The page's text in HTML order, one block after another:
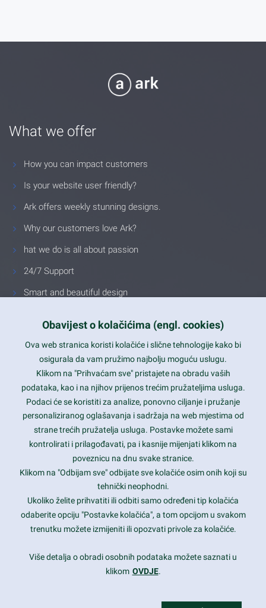
What we offer
How you can impact customers
Is your website user friendly?
Ark offers weekly stunning designs.
Why our customers love Ark?
hat we do is all about passion
24/7 Support
Smart and beautiful design
Latest trends and much more...
Contact Info
1600 Amphitheatre Parkway, Mountain View, CA 94043
prothemes.net@gmail.com
Daily: 9:00 am - 6:00 pm
Sunday: Closed
Copyright 2017FRESHFACE© All Rights Reserved
Obavijest o kolačićima (engl. cookies)
Ova web stranica koristi kolačiće i slične tehnologije kako bi
osigurala da vam pružimo najbolju moguću uslugu.
Klikom na "Prihvaćam sve" pristajete na obradu vaših
podataka, kao i na njihov prijenos trećim pružateljima usluga.
Podaci će se koristiti za analize, ponovno ciljanje i pružanje
personaliziranog oglašavanja i sadržaja na web mjestima od
strane trećih pružatelja usluga. Postavke možete sami
kontrolirati i prilagođavati, pa i kasnije mijenjati klikom na
poveznicu na dnu svake stranice.
Klikom na "Odbijam sve" odbijate sve kolačiće osim onih koji su
tehnički neophodni.
Ukoliko želite prihvatiti ili odbiti samo određeni tip kolačića
odaberite opciju "Postavke kolačića", a tom opcijom u svakom
trenutku možete izmijeniti ili opozvati privole za kolačiće.
Više detalja o obradi osobnih podataka možete saznati u
klikom OVDJE.